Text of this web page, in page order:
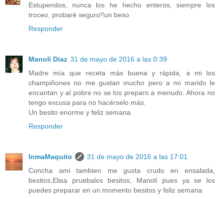
Estupendos, nunca los he hecho enteros, siempre los
troceo, probaré seguro!!un beso
Responder
Manoli Diaz 31 de mayo de 2016 a las 0:39
Madre mía que receta más buena y rápida, a mi los
champiñones no me gustan mucho pero a mi marido le
encantan y al pobre no se los preparo a menudo. Ahora no
tengo excusa para no hacérselo más.
Un besito enorme y feliz semana.
Responder
InmaMaquito
31 de mayo de 2016 a las 17:01
Concha ami tambien me gusta crudo en ensalada,
besitos,Elisa pruebalos besitos, Manoli pues ya se los
puedes preparar en un momento besitos y feliz semana